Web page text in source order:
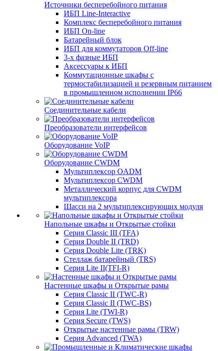
Источники бесперебойного питания
ИБП Line-Interactive
Комплекс бесперебойного питания
ИБП On-line
Батарейный блок
ИБП для коммутаторов Off-line
3-х фазные ИБП
Аксессуары к ИБП
Коммутационные шкафы с
термостабилизацией и резервным питанием
в промышленном исполнении IP66
Соединительные кабели
Преобразователи интерфейсов
Оборудование VoIP
Оборудование CWDM
Мультиплекcор OADM
Мультиплексор CWDM
Металлический корпус для CWDM
мультиплексора
Шасси на 2 мультиплексирующих модуля
Напольные шкафы и Открытые стойки
Серия Classic III (TFA)
Серия Double II (TRD)
Серия Double Lite (TRK)
Стеллаж батарейный (TRS)
Серия Lite II(TFI-R)
Настенные шкафы и Открытые рамы
Серия Classic II (TWC-R)
Серия Classic II (TWC-BS)
Серия Lite (TWI-R)
Серия Secure (TWS)
Открытые настенные рамы (TRW)
Серия Advanced (TWA)